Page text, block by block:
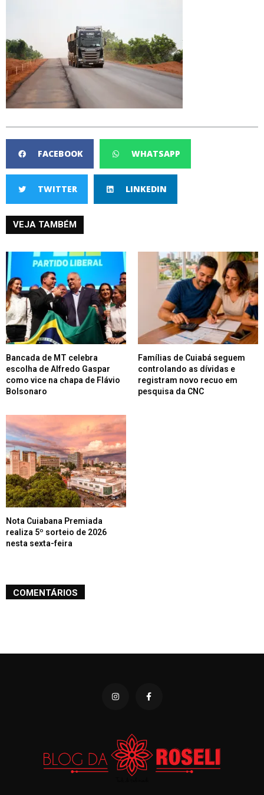
FACEBOOK WHATSAPP
TWITTER LINKEDIN
VEJA TAMBÉM
Bancada de MT celebra
escolha de Alfredo Gaspar
como vice na chapa de Flávio
Bolsonaro
Famílias de Cuiabá seguem
controlando as dívidas e
registram novo recuo em
pesquisa da CNC
Nota Cuiabana Premiada
realiza 5º sorteio de 2026
nesta sexta-feira
COMENTÁRIOS